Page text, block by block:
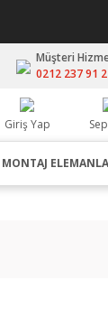
Müşteri
0212 237 91
Giriş Yap
MONTAJ